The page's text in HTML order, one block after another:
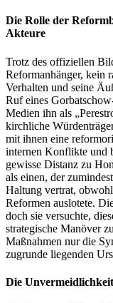
Die Rolle der
Akteure
Trotz des offiziellen
Reformanhänger, kein
Verhalten und seine
Ruf eines
Medien ihn als
kirchliche
mit ihnen eine
internen Konflikte und
gewisse Distanz zu
als einen, der
Haltung vertrat,
Reformen auslotete.
doch sie versuchte,
strategische Manöver
Maßnahmen nur die
zugrunde liegenden
Die